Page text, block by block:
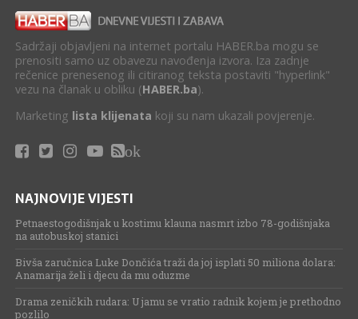
Sadržaji objavljeni na internet portalu HABER.ba mogu se
prenositi samo uz obavezu navođenja izvora. Iza zadnje
rečenice prenesenog ili citiranog teksta postaviti "hyperlink"
vezu na članak u obliku (HABER.ba).
Marketing lista klijenata koji su nam ukazali povjerenje.
ok
NAJNOVIJE VIJESTI
Petnaestogodišnjak u kostimu klauna nasmrt izbo 78-godišnjaka
na autobuskoj stanici
Bivša zaručnica Luke Dončića traži da joj isplati 50 miliona dolara:
Anamarija želi i djecu da mu oduzme
Drama zeničkih rudara: U jamu se vratio radnik kojem je prethodno
pozlilo